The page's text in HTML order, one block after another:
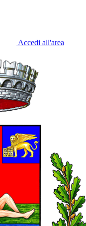
Accedi all'area